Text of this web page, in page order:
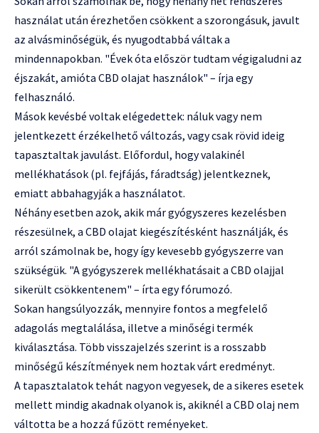
használat után érezhetően csökkent a szorongásuk, javult
az alvásminőségük, és nyugodtabbá váltak a
mindennapokban. "Évek óta először tudtam végigaludni az
éjszakát, amióta CBD olajat használok" – írja egy
felhasználó.
Mások kevésbé voltak elégedettek: náluk vagy nem
jelentkezett érzékelhető változás, vagy csak rövid ideig
tapasztaltak javulást. Előfordul, hogy valakinél
mellékhatások (pl. fejfájás, fáradtság) jelentkeznek,
emiatt abbahagyják a használatot.
Néhány esetben azok, akik már gyógyszeres kezelésben
részesülnek, a CBD olajat kiegészítésként használják, és
arról számolnak be, hogy így kevesebb gyógyszerre van
szükségük. "A gyógyszerek mellékhatásait a CBD olajjal
sikerült csökkentenem" – írta egy fórumozó.
Sokan hangsúlyozzák, mennyire fontos a megfelelő
adagolás megtalálása, illetve a minőségi termék
kiválasztása. Több visszajelzés szerint is a rosszabb
minőségű készítmények nem hoztak várt eredményt.
A tapasztalatok tehát nagyon vegyesek, de a sikeres esetek
mellett mindig akadnak olyanok is, akiknél a CBD olaj nem
váltotta be a hozzá fűzött reményeket.